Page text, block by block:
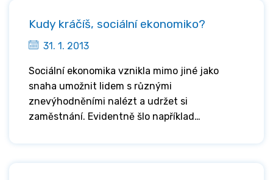
Kudy kráčíš, sociální ekonomiko?
31. 1. 2013
Sociální ekonomika vznikla mimo jiné jako
snaha umožnit lidem s různými
znevýhodněními nalézt a udržet si
zaměstnání. Evidentně šlo například…